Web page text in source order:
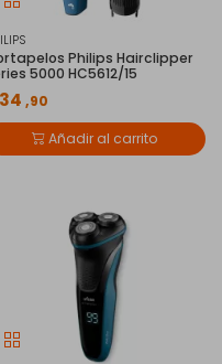
Philips Hairclipper
5000 HC5612/15
,90
Añadir al carrito